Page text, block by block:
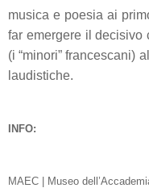
musica e poesia ai
far emergere il decisivo
(i “minori” francescani)
laudistiche.
INFO:
MAEC | Museo